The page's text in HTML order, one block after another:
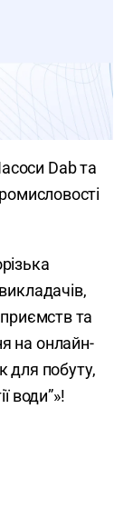
Dab та
та
на онлайн-
для побуту,
води”»!